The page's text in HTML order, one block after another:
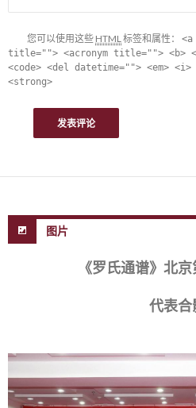
您可以使用这些 HTML标签和属性：
title=""> <acronym title=""> <b>
<code> <del datetime=""> <em>
<strong>
图片
《罗氏通谱》北
代表合